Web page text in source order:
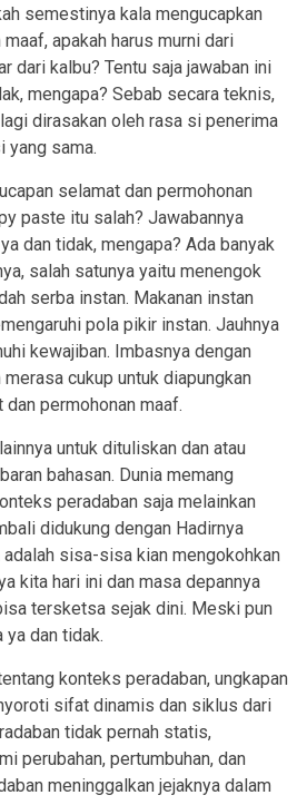
semestinya kala mengucapkan
apakah harus murni dari
dari kalbu? Tentu saja jawaban ini
mengapa? Sebab secara teknis,
dirasakan oleh rasa si penerima
yang sama.
selamat dan permohonan
paste itu salah? Jawabannya
dan tidak, mengapa? Ada banyak
salah satunya yaitu menengok
serba instan. Makanan instan
pola pikir instan. Jauhnya
kewajiban. Imbasnya dengan
cukup untuk diapungkan
permohonan maaf.
untuk dituliskan dan atau
bahasan. Dunia memang
peradaban saja melainkan
didukung dengan Hadirnya
sisa-sisa kian mengokohkan
kita hari ini dan masa depannya
tersketsa sejak dini. Meski pun
ya dan tidak.
konteks peradaban, ungkapan
sifat dinamis dan siklus dari
tidak pernah statis,
perubahan, pertumbuhan, dan
meninggalkan jejaknya dalam